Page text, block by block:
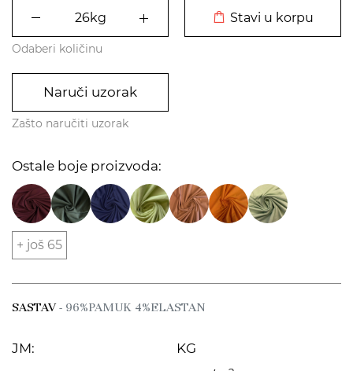
Stavi u korpu
Odaberi količinu
Naruči uzorak
Zašto naručiti uzorak
Ostale boje proizvoda:
+ još 65
SASTAV- 96%PAMUK 4%ELASTAN
JM:
KG